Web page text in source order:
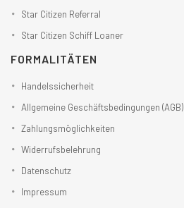
Star Citizen Referral
Star Citizen Schiff Loaner
FORMALITÄTEN
Handelssicherheit
Allgemeine Geschäftsbedingungen (AGB)
Zahlungsmöglichkeiten
Widerrufsbelehrung
Datenschutz
Impressum